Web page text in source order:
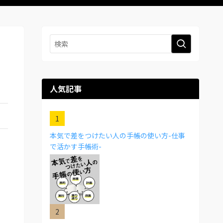
人気記事
本気で差をつけたい人の手帳の使い方-仕事
で活かす手帳術-